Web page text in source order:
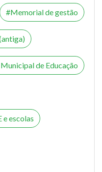
Memorial de gestão
de Educação
e escolas